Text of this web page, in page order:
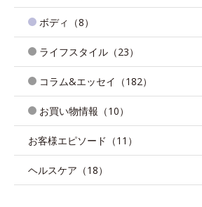
ボディ（8）
ライフスタイル（23）
コラム&エッセイ（182）
お買い物情報（10）
お客様エピソード（11）
ヘルスケア（18）